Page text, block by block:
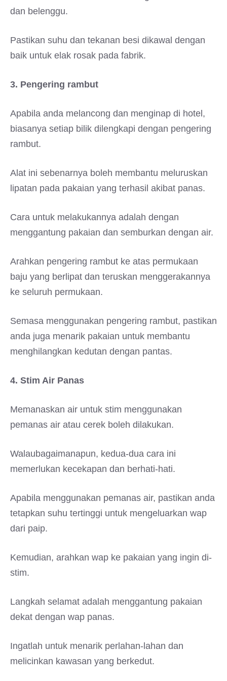
dan belenggu.
Pastikan suhu dan tekanan besi dikawal dengan
baik untuk elak rosak pada fabrik.
3. Pengering rambut
Apabila anda melancong dan menginap di hotel,
biasanya setiap bilik dilengkapi dengan pengering
rambut.
Alat ini sebenarnya boleh membantu meluruskan
lipatan pada pakaian yang terhasil akibat panas.
Cara untuk melakukannya adalah dengan
menggantung pakaian dan semburkan dengan air.
Arahkan pengering rambut ke atas permukaan
baju yang berlipat dan teruskan menggerakannya
ke seluruh permukaan.
Semasa menggunakan pengering rambut, pastikan
anda juga menarik pakaian untuk membantu
menghilangkan kedutan dengan pantas.
4. Stim Air Panas
Memanaskan air untuk stim menggunakan
pemanas air atau cerek boleh dilakukan.
Walaubagaimanapun, kedua-dua cara ini
memerlukan kecekapan dan berhati-hati.
Apabila menggunakan pemanas air, pastikan anda
tetapkan suhu tertinggi untuk mengeluarkan wap
dari paip.
Kemudian, arahkan wap ke pakaian yang ingin di-
stim.
Langkah selamat adalah menggantung pakaian
dekat dengan wap panas.
Ingatlah untuk menarik perlahan-lahan dan
melicinkan kawasan yang berkedut.